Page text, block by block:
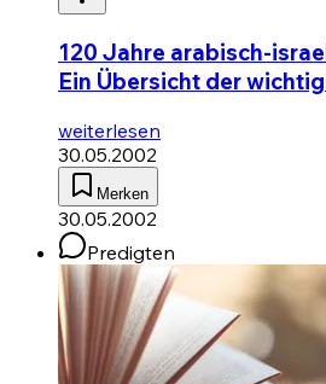
120 Jahre arabisch-
Ein Übersicht der
weiterlesen
30.05.2002
Merken
30.05.2002
Predigten